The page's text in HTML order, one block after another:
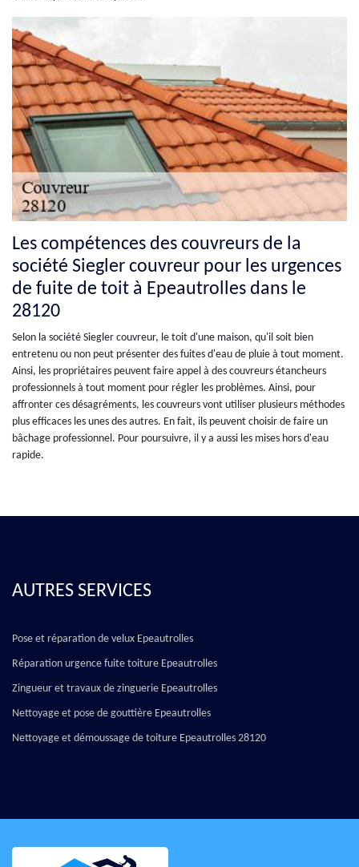
Les compétences des couvreurs de la
société Siegler couvreur pour les urgences
de fuite de toit à Epeautrolles dans le
28120
Selon la société Siegler couvreur, le toit d'une maison, qu'il soit bien
entretenu ou non peut présenter des fuites d'eau de pluie à tout moment.
Ainsi, les propriétaires peuvent faire appel à des couvreurs étancheurs
professionnels à tout moment pour régler les problèmes. Ainsi, pour
affronter ces désagréments, les couvreurs vont utiliser plusieurs méthodes
plus efficaces les unes des autres. En fait, ils peuvent choisir de faire un
bâchage professionnel. Pour poursuivre, il y a aussi les mises hors d'eau
rapide.
AUTRES SERVICES
Pose et réparation de velux Epeautrolles
Réparation urgence fuite toiture Epeautrolles
Zingueur et travaux de zinguerie Epeautrolles
Nettoyage et pose de gouttière Epeautrolles
Nettoyage et démoussage de toiture Epeautrolles 28120